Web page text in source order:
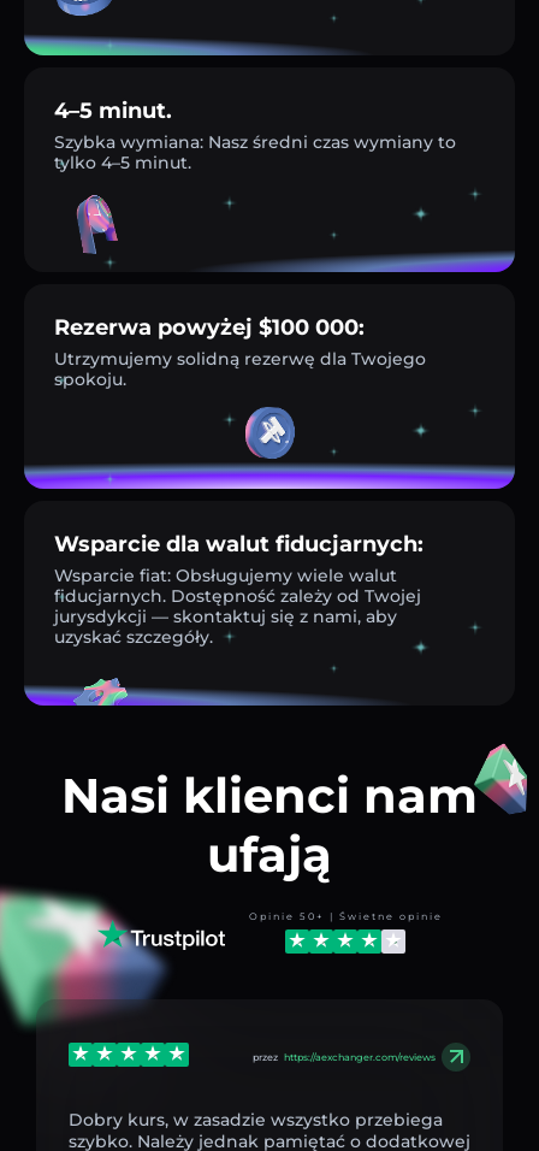
4–5 minut.
Szybka wymiana: Nasz średni czas wymiany to
tylko 4–5 minut.
Rezerwa powyżej $100 000:
Utrzymujemy solidną rezerwę dla Twojego
spokoju.
Wsparcie dla walut fiducjarnych:
Wsparcie fiat: Obsługujemy wiele walut
fiducjarnych. Dostępność zależy od Twojej
jurysdykcji — skontaktuj się z nami, aby
uzyskać szczegóły.
Nasi klienci nam
ufają
Opinie 50+ | Świetne opinie
przez https://aexchanger.com/reviews
Dobry kurs, w zasadzie wszystko przebiega
szybko. Należy jednak pamiętać o dodatkowej